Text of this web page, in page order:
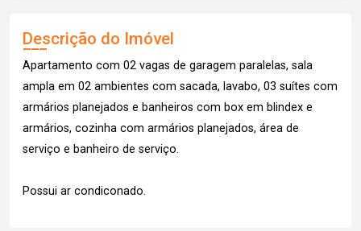
Descrição do Imóvel
Apartamento com 02 vagas de garagem paralelas, sala
ampla em 02 ambientes com sacada, lavabo, 03 suítes com
armários planejados e banheiros com box em blindex e
armários, cozinha com armários planejados, área de
serviço e banheiro de serviço.
Possui ar condiconado.